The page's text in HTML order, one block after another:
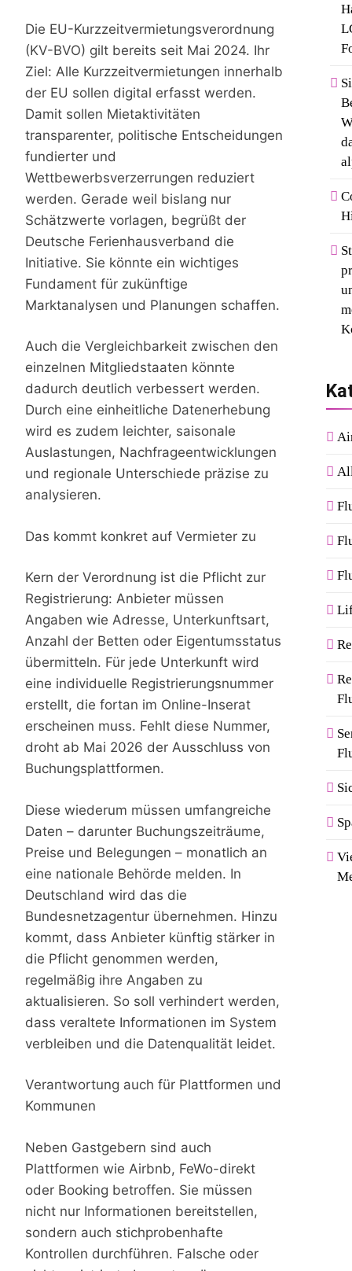
Die EU-Kurzzeitvermietungsverordnung
(KV-BVO) gilt bereits seit Mai 2024. Ihr
Ziel: Alle Kurzzeitvermietungen innerhalb
der EU sollen digital erfasst werden.
Damit sollen Mietaktivitäten
transparenter, politische Entscheidungen
fundierter und
Wettbewerbsverzerrungen reduziert
werden. Gerade weil bislang nur
Schätzwerte vorlagen, begrüßt der
Deutsche Ferienhausverband die
Initiative. Sie könnte ein wichtiges
Fundament für zukünftige
Marktanalysen und Planungen schaffen.
Auch die Vergleichbarkeit zwischen den
einzelnen Mitgliedstaaten könnte
dadurch deutlich verbessert werden.
Durch eine einheitliche Datenerhebung
wird es zudem leichter, saisonale
Auslastungen, Nachfrageentwicklungen
und regionale Unterschiede präzise zu
analysieren.
Das kommt konkret auf Vermieter zu
Kern der Verordnung ist die Pflicht zur
Registrierung: Anbieter müssen
Angaben wie Adresse, Unterkunftsart,
Anzahl der Betten oder Eigentumsstatus
übermitteln. Für jede Unterkunft wird
eine individuelle Registrierungsnummer
erstellt, die fortan im Online-Inserat
erscheinen muss. Fehlt diese Nummer,
droht ab Mai 2026 der Ausschluss von
Buchungsplattformen.
Diese wiederum müssen umfangreiche
Daten – darunter Buchungszeiträume,
Preise und Belegungen – monatlich an
eine nationale Behörde melden. In
Deutschland wird das die
Bundesnetzagentur übernehmen. Hinzu
kommt, dass Anbieter künftig stärker in
die Pflicht genommen werden,
regelmäßig ihre Angaben zu
aktualisieren. So soll verhindert werden,
dass veraltete Informationen im System
verbleiben und die Datenqualität leidet.
Verantwortung auch für Plattformen und
Kommunen
Neben Gastgebern sind auch
Plattformen wie Airbnb, FeWo-direkt
oder Booking betroffen. Sie müssen
nicht nur Informationen bereitstellen,
sondern auch stichprobenhafte
Kontrollen durchführen. Falsche oder